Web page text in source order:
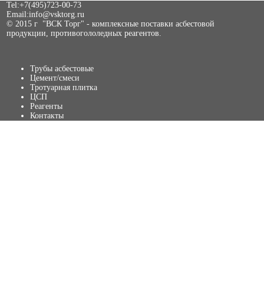
Tel:+7(495)723-00-73
Email:info@vsktorg.ru
© 2015 г "ВСК Торг" - комплексные поставки асбестовой
продукции, противогололедных реагентов.
Трубы асбестовые
Цемент/смеси
Тротуарная плитка
ЦСП
Реагенты
Контакты